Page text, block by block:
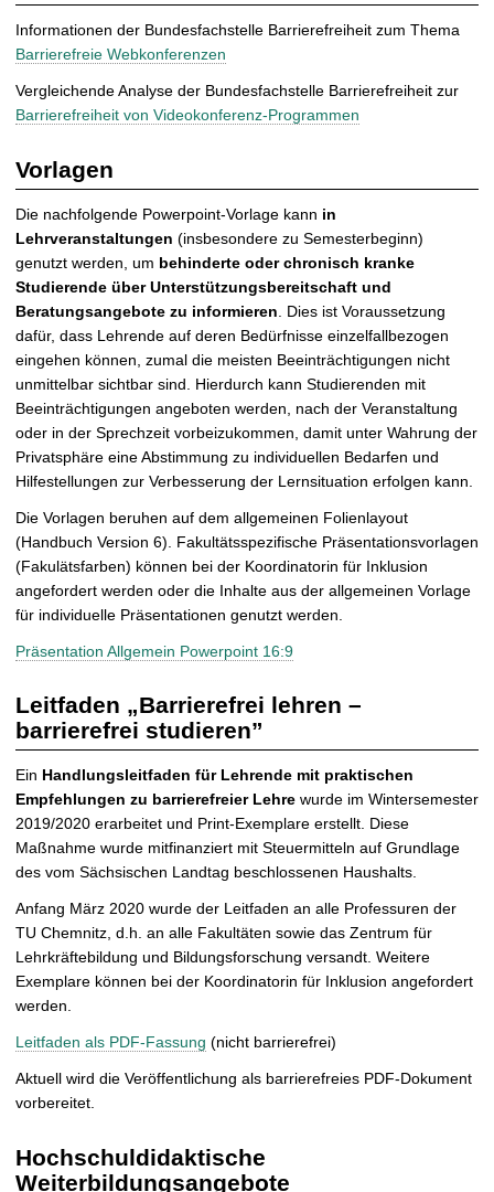
Informationen der Bundesfachstelle Barrierefreiheit zum Thema
Barrierefreie Webkonferenzen
Vergleichende Analyse der Bundesfachstelle Barrierefreiheit zur
Barrierefreiheit von Videokonferenz-Programmen
Vorlagen
Die nachfolgende Powerpoint-Vorlage kann in
Lehrveranstaltungen (insbesondere zu Semesterbeginn)
genutzt werden, um behinderte oder chronisch kranke
Studierende über Unterstützungsbereitschaft und
Beratungsangebote zu informieren . Dies ist Voraussetzung
dafür, dass Lehrende auf deren Bedürfnisse einzelfallbezogen
eingehen können, zumal die meisten Beeinträchtigungen nicht
unmittelbar sichtbar sind. Hierdurch kann Studierenden mit
Beeinträchtigungen angeboten werden, nach der Veranstaltung
oder in der Sprechzeit vorbeizukommen, damit unter Wahrung der
Privatsphäre eine Abstimmung zu individuellen Bedarfen und
Hilfestellungen zur Verbesserung der Lernsituation erfolgen kann.
Die Vorlagen beruhen auf dem allgemeinen Folienlayout
(Handbuch Version 6). Fakultätsspezifische Präsentationsvorlagen
(Fakulätsfarben) können bei der Koordinatorin für Inklusion
angefordert werden oder die Inhalte aus der allgemeinen Vorlage
für individuelle Präsentationen genutzt werden.
Präsentation Allgemein Powerpoint 16:9
Leitfaden „Barrierefrei lehren –
barrierefrei studieren”
Ein Handlungsleitfaden für Lehrende mit praktischen
Empfehlungen zu barrierefreier Lehre wurde im Wintersemester
2019/2020 erarbeitet und Print-Exemplare erstellt. Diese
Maßnahme wurde mitfinanziert mit Steuermitteln auf Grundlage
des vom Sächsischen Landtag beschlossenen Haushalts.
Anfang März 2020 wurde der Leitfaden an alle Professuren der
TU Chemnitz, d.h. an alle Fakultäten sowie das Zentrum für
Lehrkräftebildung und Bildungsforschung versandt. Weitere
Exemplare können bei der Koordinatorin für Inklusion angefordert
werden.
Leitfaden als PDF-Fassung (nicht barrierefrei)
Aktuell wird die Veröffentlichung als barrierefreies PDF-Dokument
vorbereitet.
Hochschuldidaktische
Weiterbildungsangebote